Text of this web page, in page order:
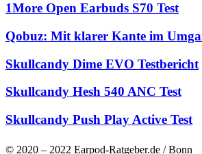
1More Open Earbuds S70 Test
Qobuz: Mit klarer Kante im
Skullcandy Dime EVO Testbericht
Skullcandy Hesh 540 ANC Test
Skullcandy Push Play Active Test
© 2020 – 2022 Earpod-Ratgeber.de / Bonn